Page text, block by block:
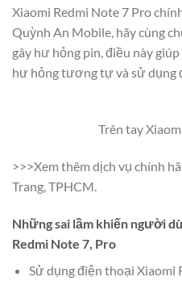
Xiaomi Redmi Note 7 Pro
Quỳnh An Mobile, hãy cùng
gây hư hỏng pin, điều này
hư hỏng tương tự và sử dụng
Trên tay
>>>Xem thêm dịch vụ chính
Trang, TPHCM.
Những sai lầm khiến người
Redmi Note 7, Pro
Sử dụng điện thoại Xiaomi